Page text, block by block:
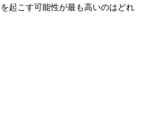
起こす可能性が最も高いのはどれ